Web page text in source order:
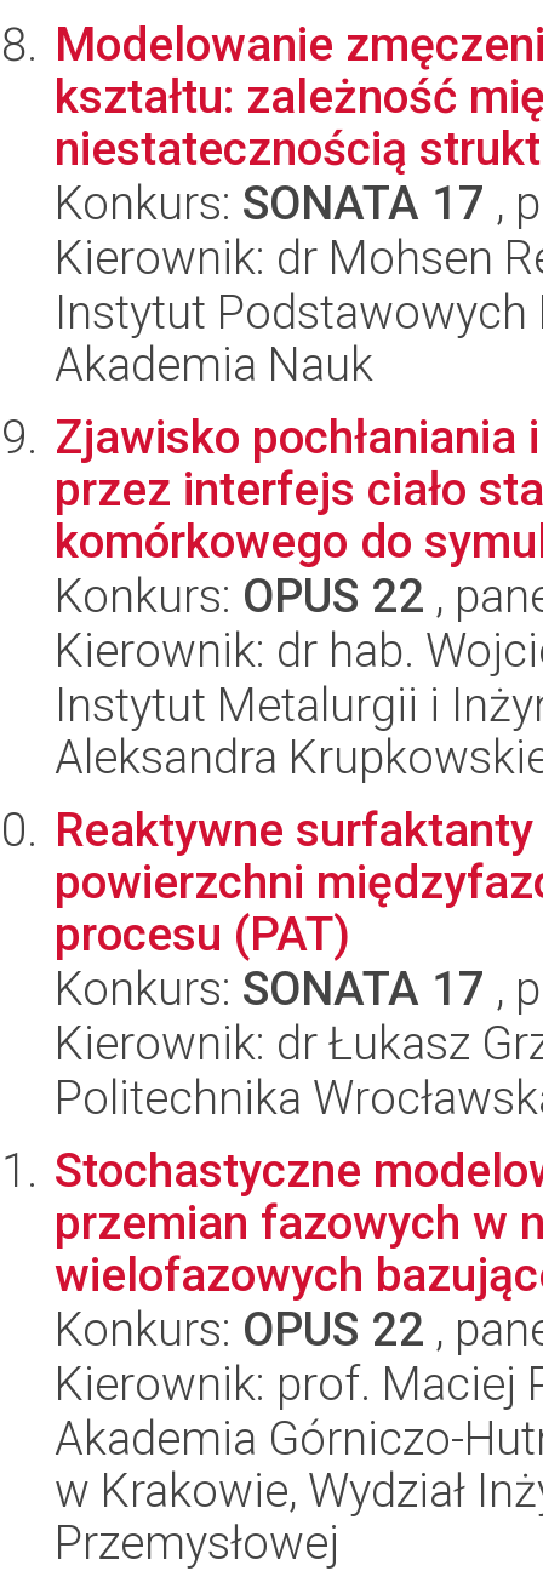
Modelowanie
kształtu: zależność
niestatecznością
Konkurs: SONATA 17 ,
Kierownik: dr Mohsen
Instytut
Akademia Nauk
Zjawisko
przez interfejs ciało
komórkowego do
Konkurs: OPUS 22 ,
Kierownik: dr hab.
Instytut Metalurgii i
Aleksandra
Reaktywne
powierzchni
procesu (PAT)
Konkurs: SONATA 17 ,
Kierownik: dr Łukasz
Politechnika
Stochastyczne
przemian fazowych w
wielofazowych
Konkurs: OPUS 22 ,
Kierownik: prof. Maciej
Akademia Górniczo-
w Krakowie, Wydział
Przemysłowej